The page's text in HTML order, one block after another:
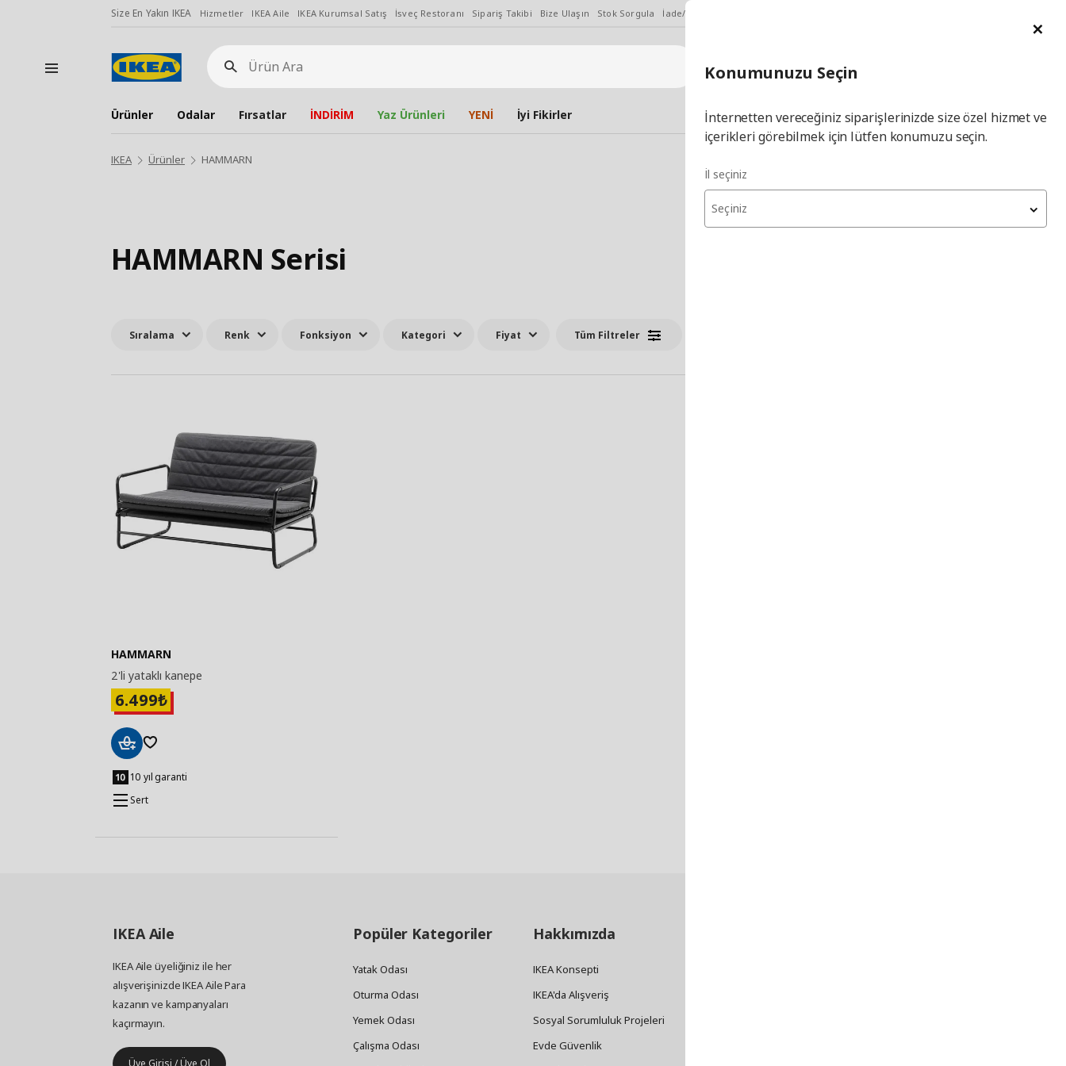
Size En Yakın IKEA Hizmetler IKEA Aile IKEA Kurumsal Satış İsveç Restoranı Sipariş Takibi Bize Ulaşın Stok Sorgula İade/Değişim Talebi
Ürün
Ara
İl Seçiniz İl
Hej! Üye Girişi / Üye Ol
Ürünler Odalar Fırsatlar İNDİRİM Yaz Ürünleri YENİ İyi Fikirler
IKEA Ürünler HAMMARN
HAMMARN Serisi
Sıralama Renk Fonksiyon Kategori Fiyat Tüm Filtreler
HAMMARN
2'li yataklı kanepe
6.499₺
Ekle 10 yıl garanti
Sert
IKEAAile
IKEA Aile üyeliğiniz ile her
alışverişinizde IKEA Aile Para
kazanın ve kampanyaları
kaçırmayın.
Üye Girişi / Üye Ol
Popüler Kategoriler
Yatak Odası
Oturma Odası
Yemek Odası
Çalışma Odası
Hakkımızda
IKEA Konsepti
IKEA'da Alışveriş
Sosyal Sorumluluk Projeleri
Evde Güvenlik
Konumunuzu Seçin
İnternetten vereceğiniz siparişlerinizde size özel hizmet ve
içerikleri görebilmek için lütfen konumuzu seçin.
İl seçiniz
Seçiniz